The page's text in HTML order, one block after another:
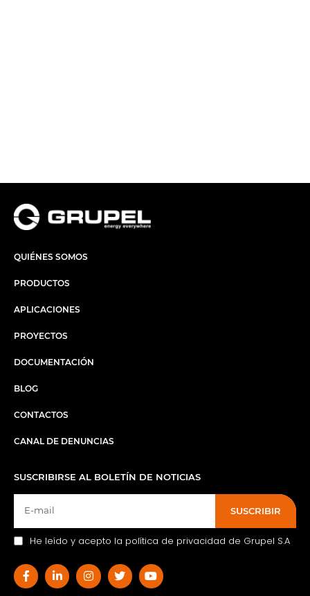
QUIÉNES SOMOS
PRODUCTOS
APLICACIONES
PROYECTOS
DOCUMENTACIÓN
BLOG
CONTACTOS
CANAL DE DENUNCIAS
SUSCRIBIRSE AL BOLETÍN DE NOTICIAS
SUSCRIBIR
He leído y acepto la política de privacidad de Grupel S.A